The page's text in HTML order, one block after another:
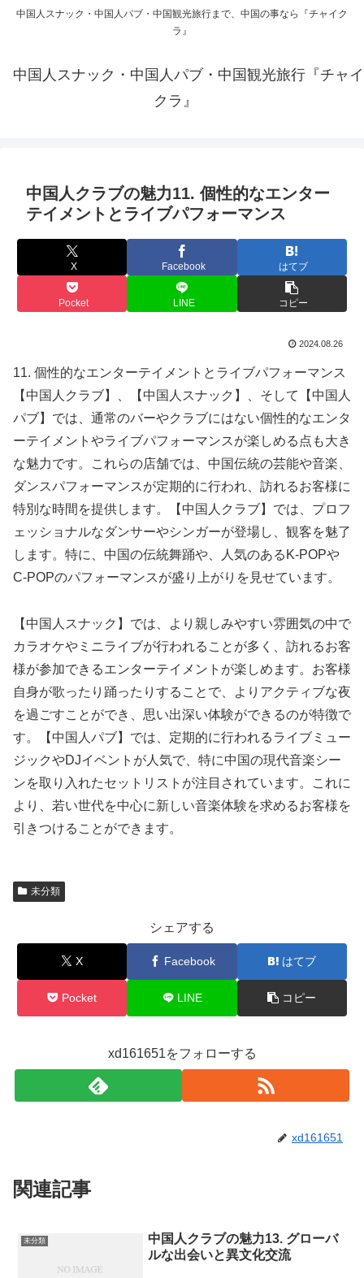
中国人スナック・中国人パブ・中国観光旅行まで、中国の事なら『チャイク
ラ』
中国人スナック・中国人パブ・中国観光旅行『チャイ
クラ』
中国人クラブの魅力11. 個性的なエンター
テイメントとライブパフォーマンス
X Facebook はてブ
Pocket LINE コピー
2024.08.26
11. 個性的なエンターテイメントとライブパフォーマンス
【中国人クラブ】、【中国人スナック】、そして【中国人
パブ】では、通常のバーやクラブにはない個性的なエンタ
ーテイメントやライブパフォーマンスが楽しめる点も大き
な魅力です。これらの店舗では、中国伝統の芸能や音楽、
ダンスパフォーマンスが定期的に行われ、訪れるお客様に
特別な時間を提供します。【中国人クラブ】では、プロフ
ェッショナルなダンサーやシンガーが登場し、観客を魅了
します。特に、中国の伝統舞踊や、人気のあるK-POPや
C-POPのパフォーマンスが盛り上がりを見せています。
【中国人スナック】では、より親しみやすい雰囲気の中で
カラオケやミニライブが行われることが多く、訪れるお客
様が参加できるエンターテイメントが楽しめます。お客様
自身が歌ったり踊ったりすることで、よりアクティブな夜
を過ごすことができ、思い出深い体験ができるのが特徴で
す。【中国人パブ】では、定期的に行われるライブミュー
ジックやDJイベントが人気で、特に中国の現代音楽シー
ンを取り入れたセットリストが注目されています。これに
より、若い世代を中心に新しい音楽体験を求めるお客様を
引きつけることができます。
未分類
シェアする
X Facebook はてブ
Pocket LINE コピー
xd161651をフォローする
xd161651
関連記事
未分類
中国人クラブの魅力13. グローバ
ルな出会いと異文化交流